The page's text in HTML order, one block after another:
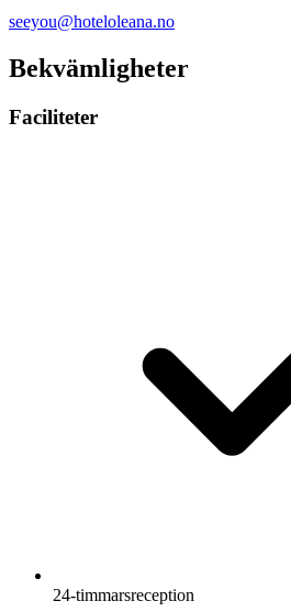
seeyou@hoteloleana.no
Bekvämligheter
Faciliteter
24-timmarsreception